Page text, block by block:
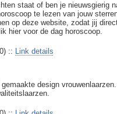
staat of ben je nieuwsgierig
te lezen van jouw
op deze website, zodat jij
hier voor de dag horoscoop.
:: Link details
design